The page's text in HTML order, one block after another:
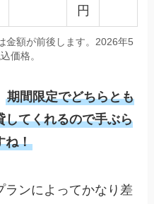
円
金額が前後します。2026年5
価格。
期間限定でどちらとも
してくれるので手ぶら
ね！
ランによってかなり差